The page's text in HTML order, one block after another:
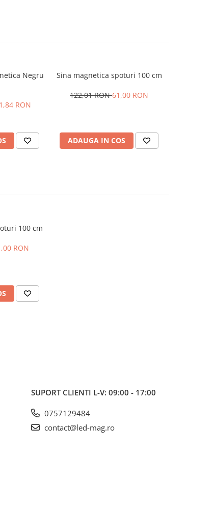
Negru
RON
Sina magnetica spoturi 100 cm
122,01 RON61,00 RON
ADAUGA IN COS
100 cm
RON
SUPORT CLIENTI L-V: 09:00 - 17:00
0757129484
contact@led-mag.ro